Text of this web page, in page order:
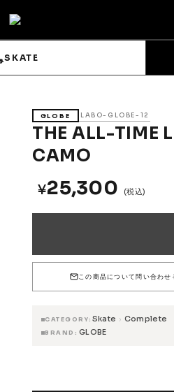
Sets & Overalls
Griptape
SKATE
GLOBE LABO-GLOBE-12
THE ALL-TIME
CAMO
¥25,300 (税込)
この商品について問い合わせ
CATEGORY Skate › Complete
BRAND GLOBE